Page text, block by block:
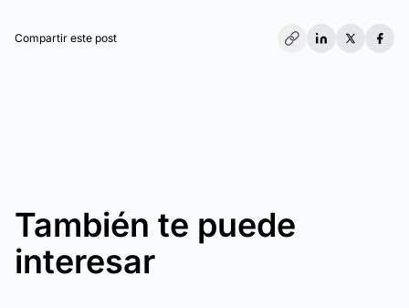
Compartir este post
También te puede
interesar